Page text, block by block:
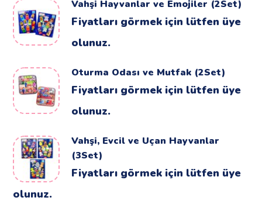
Vahşi Hayvanlar ve Emojiler (2Set)
Fiyatları görmek için lütfen üye
olunuz.
Oturma Odası ve Mutfak (2Set)
Fiyatları görmek için lütfen üye
olunuz.
Vahşi, Evcil ve Uçan Hayvanlar
(3Set)
Fiyatları görmek için lütfen üye
olunuz.